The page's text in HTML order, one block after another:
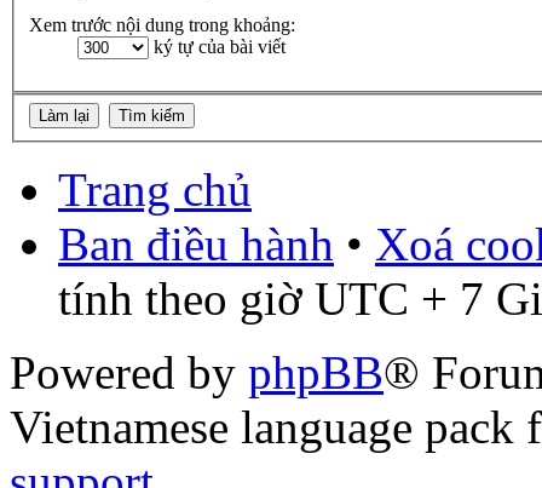
Xem trước nội dung trong khoảng:
ký tự của bài viết
Trang chủ
Ban điều hành • Xoá
tính theo giờ UTC + 7
Powered by phpBB®
Vietnamese language